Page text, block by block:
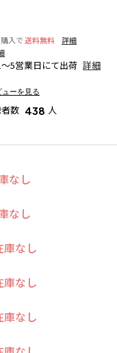
像は実物と若干異なる場合
入で送料無料
詳細
5営業日にて出荷 詳細
ューを見る
数 438 人
なし
なし
庫なし
庫なし
庫なし